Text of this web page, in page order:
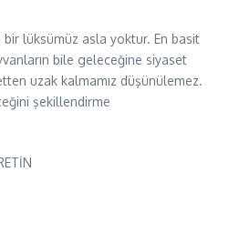
lüksümüz asla yoktur. En basit
bile geleceğine siyaset
uzak kalmamız düşünülemez.
şekillendirme